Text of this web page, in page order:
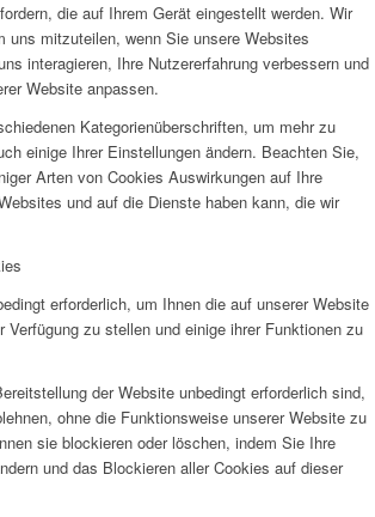
die auf Ihrem Gerät eingestellt werden. Wir
uns mitzuteilen, wenn Sie unsere Websites
interagieren, Ihre Nutzererfahrung verbessern und
Website anpassen.
Kategorienüberschriften, um mehr zu
einige Ihrer Einstellungen ändern. Beachten Sie,
Arten von Cookies Auswirkungen auf Ihre
und auf die Dienste haben kann, die wir
erforderlich, um Ihnen die auf unserer Website
Verfügung zu stellen und einige ihrer Funktionen zu
der Website unbedingt erforderlich sind,
ohne die Funktionsweise unserer Website zu
sie blockieren oder löschen, indem Sie Ihre
und das Blockieren aller Cookies auf dieser